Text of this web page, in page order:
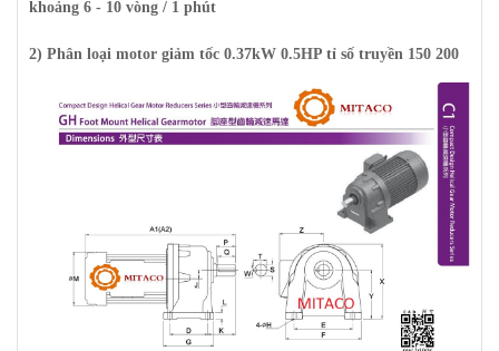
khoảng 6 - 10 vòng / 1 phút
2) Phân loại motor giảm tốc 0.37kW 0.5HP tỉ số truyền 150 200